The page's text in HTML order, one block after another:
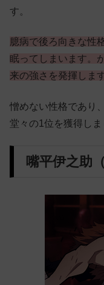
す。
臆病で後ろ向きな性
眠ってしまいます。
来の強さを発揮します
憎めない性格であり
堂々の1位を獲得しま
嘴平伊之助